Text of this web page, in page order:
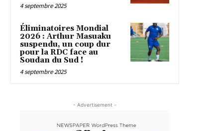
4 septembre 2025
Éliminatoires Mondial
2026 : Arthur Masuaku
suspendu, un coup dur
pour la RDC face au
Soudan du Sud !
4 septembre 2025
- Advertisement -